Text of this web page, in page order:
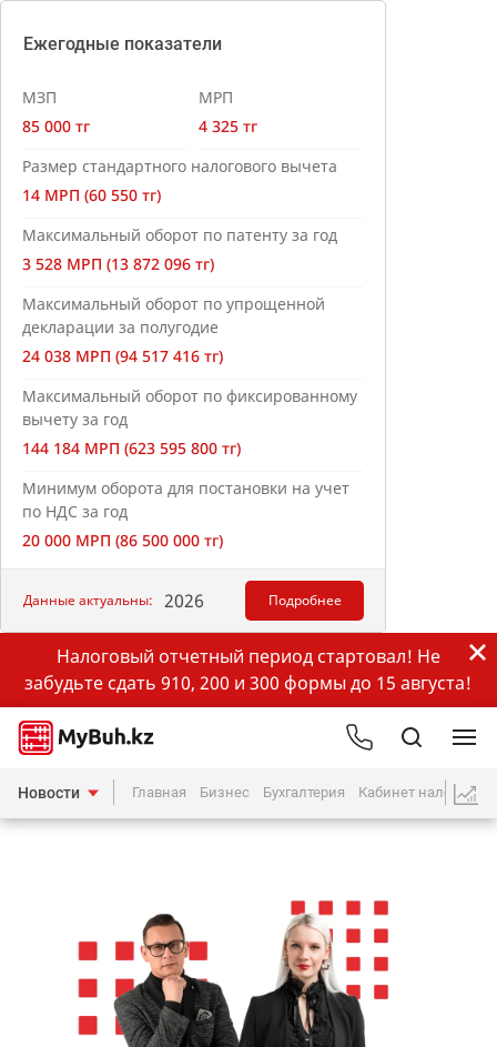
Ежегодные показатели
МЗП
85 000 тг
МРП
4 325 тг
Размер стандартного налогового вычета
14 МРП (60 550 тг)
Максимальный оборот по патенту за год
3 528 МРП (13 872 096 тг)
Максимальный оборот по упрощенной
декларации за полугодие
24 038 МРП (94 517 416 тг)
Максимальный оборот по фиксированному
вычету за год
144 184 МРП (623 595 800 тг)
Минимум оборота для постановки на учет
по НДС за год
20 000 МРП (86 500 000 тг)
Данные актуальны: 2026 Подробнее
Налоговый отчетный период стартовал! Не
забудьте сдать 910, 200 и 300 формы до 15 августа!
Новости Главная Бизнес Бухгалтерия Кабинет